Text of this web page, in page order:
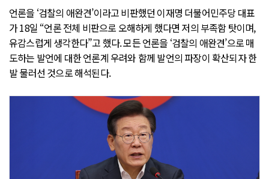
언론을 ‘검찰의 애완견’이라고 비판했던 이재명 더불어민주당 대표
가 18일 “언론 전체 비판으로 오해하게 했다면 저의 부족함 탓이며,
유감스럽게 생각한다”고 했다. 모든 언론을 ‘검찰의 애완견’으로 매
도하는 발언에 대한 언론계 우려와 함께 발언의 파장이 확산되자 한
발 물러선 것으로 해석된다.